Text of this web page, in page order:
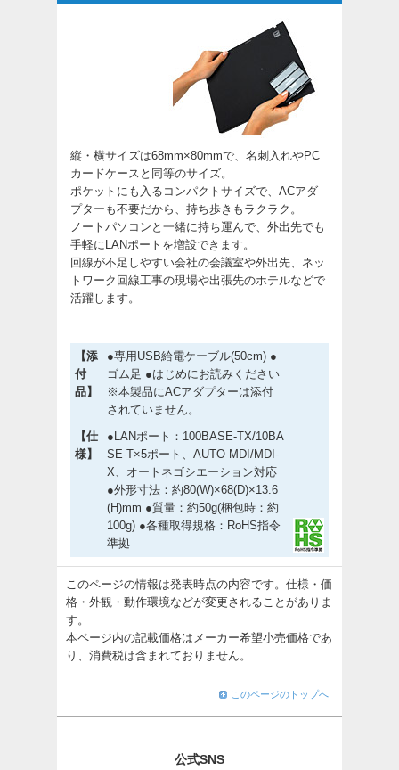
縦・横サイズは68mm×80mmで、名刺入れやPC
カードケースと同等のサイズ。
ポケットにも入るコンパクトサイズで、ACアダ
プターも不要だから、持ち歩きもラクラク。
ノートパソコンと一緒に持ち運んで、外出先でも
手軽にLANポートを増設できます。
回線が不足しやすい会社の会議室や外出先、ネッ
トワーク回線工事の現場や出張先のホテルなどで
活躍します。
【添
付
品】
●専用USB給電ケーブル(50cm) ●
ゴム足 ●はじめにお読みください
※本製品にACアダプターは添付
されていません。
【仕
様】
●LANポート：100BASE-TX/10BA
SE-T×5ポート、AUTO MDI/MDI-
X、オートネゴシエーション対応
●外形寸法：約80(W)×68(D)×13.6
(H)mm ●質量：約50g(梱包時：約
100g) ●各種取得規格：RoHS指令
準拠
このページの情報は発表時点の内容です。仕様・価
格・外観・動作環境などが変更されることがありま
す。
本ページ内の記載価格はメーカー希望小売価格であ
り、消費税は含まれておりません。
このページのトップへ
公式SNS